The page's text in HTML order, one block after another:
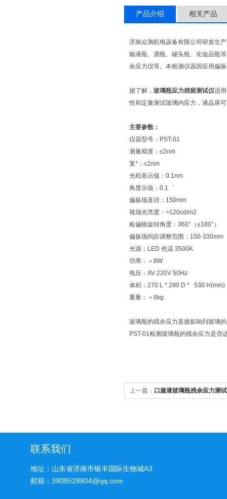
产品介绍 相关产品
济南众测机电设备有限公司研发生
输液瓶、酒瓶、罐头瓶、化妆品瓶
余应力仪等。本检测仪器因应用偏
据了解， 玻璃瓶应力残留测试仪适
性和定量测试玻璃内应力，液晶屏
主要参数：
仪器型号：PST-01
测量精度：≤2nm
复*：≤2nm
光程差示值：0.1nm
角度示值：0.1゜
偏振场直径：150mm
视场光亮度：>120cd/m2
检偏镜旋转角度：360°（±180°）
偏振场间距调整范围：150-330mm
光源：LED 色温 3500K
功率：＜8W
电压：AV 220V 50Hz
体积：270 L * 290 D * 530 H(mm)
重量：＜8kg
玻璃瓶的残余应力直接影响到玻璃
PST-01检测玻璃瓶的残余应力是否
上一篇： 口服液玻璃瓶残余应力测
联系我们
地址：山东省济南市银丰国际生物城A3
邮箱：3908528804@qq.com